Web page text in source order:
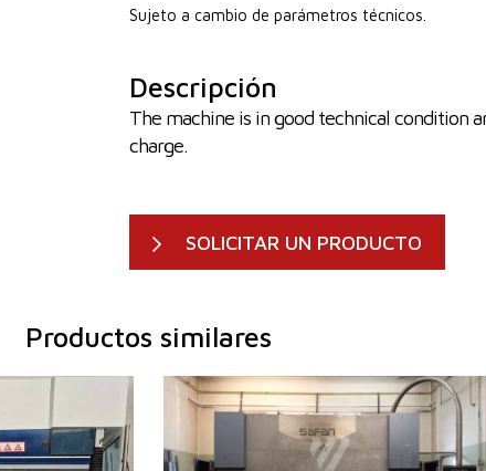
Sujeto a cambio de parámetros técnicos.
Descripción
The machine is in good technical condition
charge.
SOLICITAR UN PRODUCTO
Productos similares
85 t
2720 mm
Año de fabricación:
2002
Sistema de control
Sí
Fuerza de presión
120 t
Longitud de plegado
3100 mm